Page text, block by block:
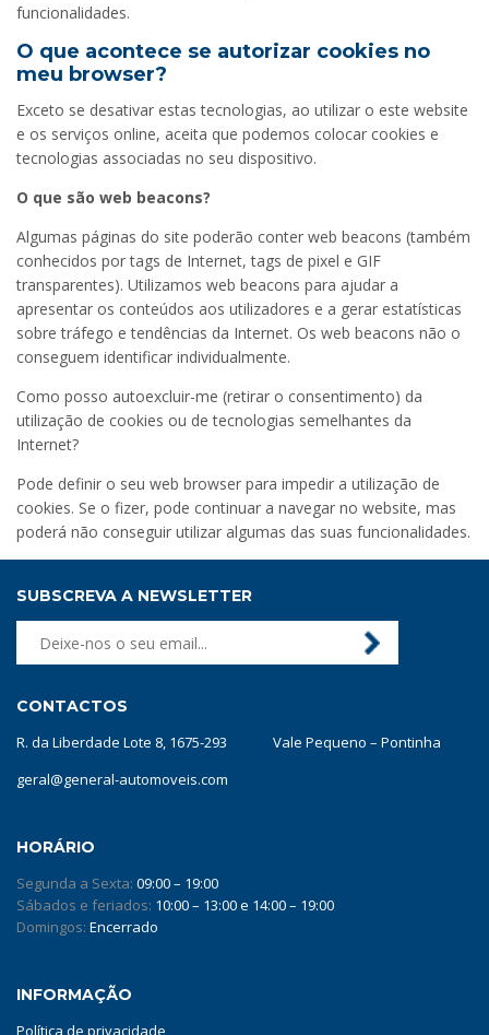
funcionalidades.
O que acontece se autorizar cookies no
meu browser?
Exceto se desativar estas tecnologias, ao utilizar o este website
e os serviços online, aceita que podemos colocar cookies e
tecnologias associadas no seu dispositivo.
O que são web beacons?
Algumas páginas do site poderão conter web beacons (também
conhecidos por tags de Internet, tags de pixel e GIF
transparentes). Utilizamos web beacons para ajudar a
apresentar os conteúdos aos utilizadores e a gerar estatísticas
sobre tráfego e tendências da Internet. Os web beacons não o
conseguem identificar individualmente.
Como posso autoexcluir-me (retirar o consentimento) da
utilização de cookies ou de tecnologias semelhantes da
Internet?
Pode definir o seu web browser para impedir a utilização de
cookies. Se o fizer, pode continuar a navegar no website, mas
poderá não conseguir utilizar algumas das suas funcionalidades.
SUBSCREVA A NEWSLETTER
CONTACTOS
R. da Liberdade Lote 8, 1675-293 Vale Pequeno – Pontinha
geral@general-automoveis.com
HORÁRIO
Segunda a Sexta: 09:00 – 19:00
Sábados e feriados: 10:00 – 13:00 e 14:00 – 19:00
Domingos: Encerrado
INFORMAÇÃO
Política de privacidade